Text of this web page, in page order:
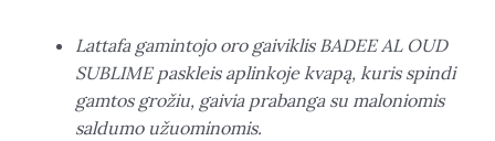
Lattafa gamintojo oro gaiviklis BADEE AL OUD
SUBLIME paskleis aplinkoje kvapą, kuris spindi
gamtos grožiu, gaivia prabanga su maloniomis
saldumo užuominomis.